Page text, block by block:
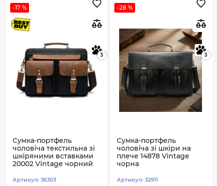
-17 %
3
Сумка-портфель
чоловіча текстильна зі
шкіряними вставками
20002 Vintage чорний
Артикул: 36303
-28 %
3
Сумка-портфель
чоловіча зі шкіри на
плече 14878 Vintage
чорна
Артикул: 32911